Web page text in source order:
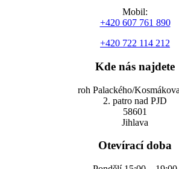
Mobil:
+420 607 761 890
+420 722 114 212
Kde nás najdete
roh Palackého/
2. patro nad PJD
58601
Jihlava
Otevírací doba